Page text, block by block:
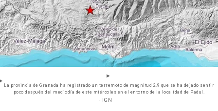
La provincia de Granada ha registrado un terremoto de magnitud 2.9 que se ha dejado sentir
poco después del mediodía de este miércoles en el entorno de la localidad de Padul.
- IGN